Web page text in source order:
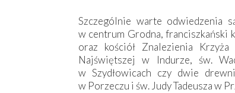
Szczególnie warte odwiedzenia
w centrum Grodna, franciszkański
oraz kościół Znalezienia
Najświętszej w Indurze, św.
w Szydłowicach czy dwie
w Porzeczu i św. Judy Tadeusza w